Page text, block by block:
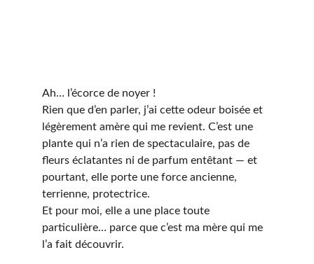
Ah… l ’écorce de noyer !
Rien que d’en parler, j’ai cette odeur boisée et
légèrement amère qui me revient. C’est une
plante qui n’a rien de spectaculaire, pas de
fleurs éclatantes ni de parfum entêtant — et
pourtant, elle porte une force ancienne,
terrienne, protectrice.
Et pour moi, elle a une place toute
particulière… parce que c’est ma mère qui me
l’a fait découvrir.